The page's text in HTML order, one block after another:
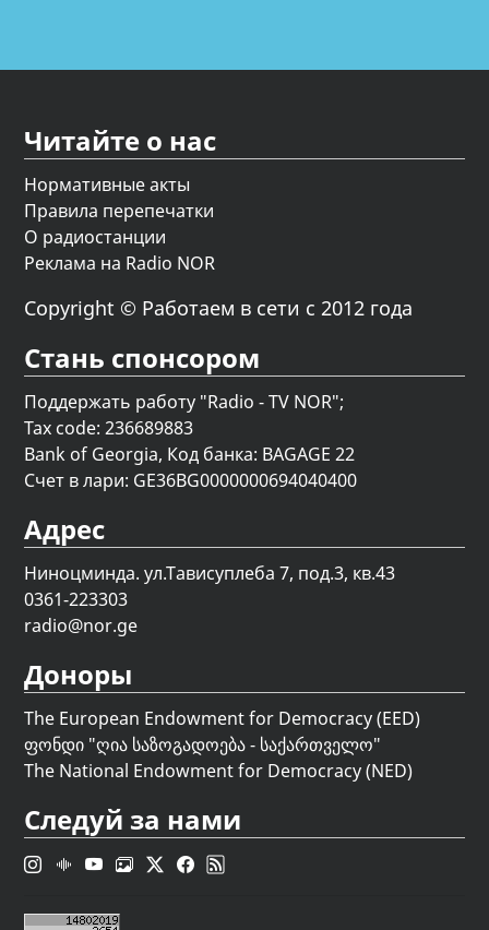
Читайте о нас
Нормативные акты
Правила перепечатки
О радиостанции
Реклама на Radio NOR
Copyright © Работаем в сети с 2012 года
Стань спонсором
Поддержать работу "Radio - TV NOR";
Tax code: 236689883
Bank of Georgia, Код банка: BAGAGE 22
Счет в лари: GE36BG0000000694040400
Адрес
Ниноцминда. ул.Тависуплеба 7, под.3, кв.43
0361-223303
radio@nor.ge
Доноры
The European Endowment for Democracy (EED)
ფონდი "ღია საზოგადოება - საქართველო"
The National Endowment for Democracy (NED)
Следуй за нами